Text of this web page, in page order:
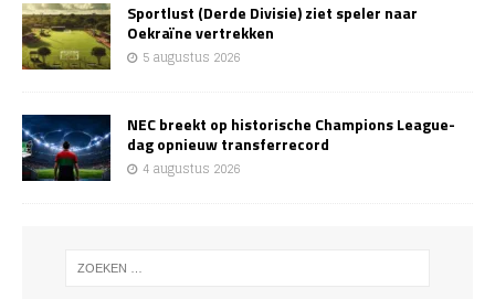
Sportlust (Derde Divisie) ziet speler naar
Oekraïne vertrekken
5 augustus 2026
NEC breekt op historische Champions League-
dag opnieuw transferrecord
4 augustus 2026